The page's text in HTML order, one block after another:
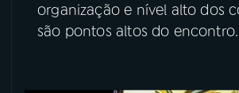
ACOMPANHE A RÁDIO MEC
organização e nível alto dos
são pontos altos do encontro.